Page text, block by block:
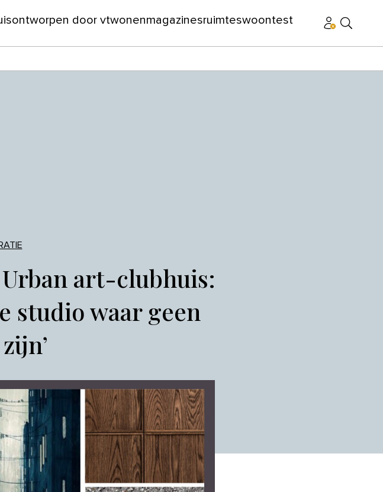
ontworpen door vtwonenmagazinesruimteswoontest
art-clubhuis:
studio waar geen